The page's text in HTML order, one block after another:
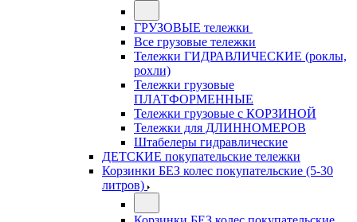
ГРУЗОВЫЕ тележки
Все грузовые тележки
Тележки ГИДРАВЛИЧЕСКИЕ (роклы,
рохли)
Тележки грузовые
ПЛАТФОРМЕННЫЕ
Тележки грузовые с КОРЗИНОЙ
Тележки для ДЛИННОМЕРОВ
Штабелеры гидравлические
ДЕТСКИЕ покупательские тележки
Корзинки БЕЗ колес покупательские (5-30
литров)